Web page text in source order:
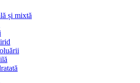
și mixtă